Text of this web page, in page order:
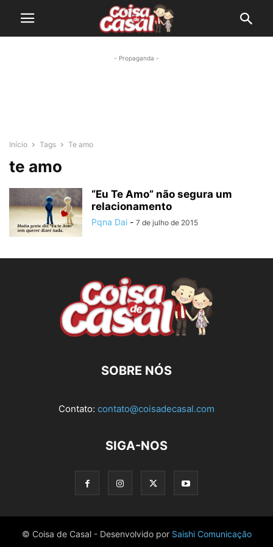
- Propaganda -
Início Tags Te amo
te amo
“Eu Te Amo” não segura um
relacionamento
Pqna Dai - 7 de julho de 2015
SOBRE NÓS
Contato: contato@coisadecasal.com
SIGA-NOS
© Coisa de Casal - Desenvolvido por Saishi Comunicação